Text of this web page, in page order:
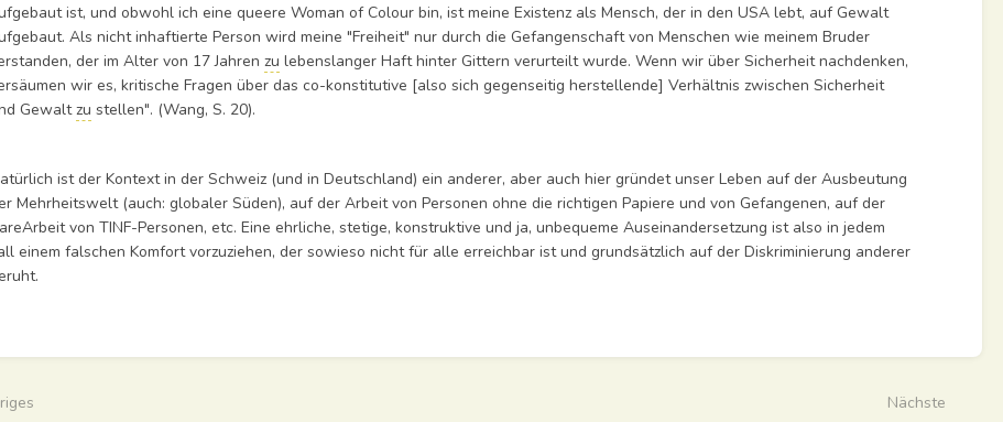
ist, und obwohl ich eine queere Woman of Colour bin, ist meine Existenz als Mensch, der in den USA lebt, auf Gewalt
Als nicht inhaftierte Person wird meine "Freiheit" nur durch die Gefangenschaft von Menschen wie meinem Bruder
der im Alter von 17 Jahrenzu lebenslanger Haft hinter Gittern verurteilt wurde. Wenn wir über Sicherheit nachdenken,
wir es, kritische Fragen über das co-konstitutive [also sich gegenseitig herstellende] Verhältnis zwischen Sicherheit
Gewaltzu stellen". (Wang, S. 20).
ist der Kontext in der Schweiz (und in Deutschland) ein anderer, aber auch hier gründet unser Leben auf der Ausbeutung
Mehrheitswelt (auch: globaler Süden), auf der Arbeit von Personen ohne die richtigen Papiere und von Gefangenen, auf der
von TINF-Personen, etc. Eine ehrliche, stetige, konstruktive und ja, unbequeme Auseinandersetzung ist also in jedem
einem falschen Komfort vorzuziehen, der sowieso nicht für alle erreichbar ist und grundsätzlich auf der Diskriminierung anderer
Nächste